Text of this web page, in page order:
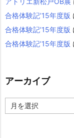
合格体験記’15年度版
合格体験記’15年度版
合格体験記’15年度版
アーカイブ
ー